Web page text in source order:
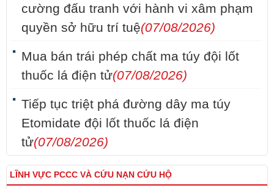
cường đấu tranh với hành vi xâm phạm
quyền sở hữu trí tuệ(07/08/2026)
Mua bán trái phép chất ma túy đội lốt
thuốc lá điện tử(07/08/2026)
Tiếp tục triệt phá đường dây ma túy
Etomidate đội lốt thuốc lá điện
tử(07/08/2026)
LĨNH VỰC PCCC VÀ CỨU NẠN CỨU HỘ